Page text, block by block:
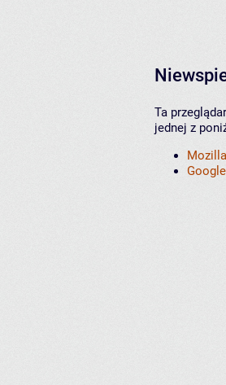
Ta
jednej z